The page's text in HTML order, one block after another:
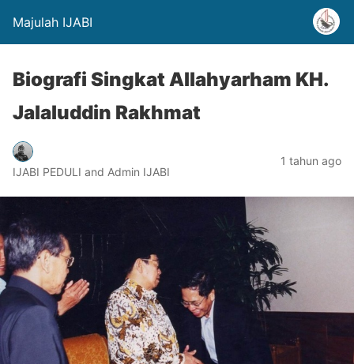
Majulah IJABI
Biografi Singkat Allahyarham KH.
Jalaluddin Rakhmat
IJABI PEDULI and Admin IJABI
1 tahun ago